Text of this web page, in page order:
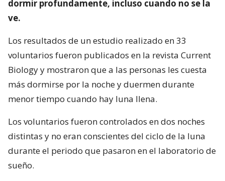
dormir profundamente, incluso cuando no se la
ve.
Los resultados de un estudio realizado en 33
voluntarios fueron publicados en la revista Current
Biology y mostraron que a las personas les cuesta
más dormirse por la noche y duermen durante
menor tiempo cuando hay luna llena.
Los voluntarios fueron controlados en dos noches
distintas y no eran conscientes del ciclo de la luna
durante el periodo que pasaron en el laboratorio de
sueño.